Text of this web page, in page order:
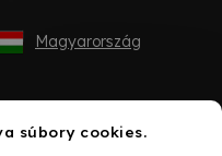
súbory cookies.
Magyarország